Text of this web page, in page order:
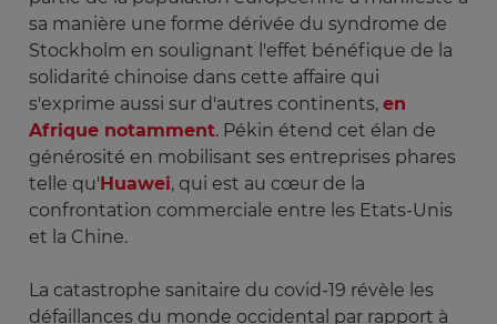
sa manière une forme dérivée du syndrome de
Stockholm en soulignant l'effet bénéfique de la
solidarité chinoise dans cette affaire qui
s'exprime aussi sur d'autres continents, en
Afrique notamment. Pékin étend cet élan de
générosité en mobilisant ses entreprises phares
telle qu'Huawei, qui est au cœur de la
confrontation commerciale entre les Etats-Unis
et la Chine.
La catastrophe sanitaire du covid-19 révèle les
défaillances du monde occidental par rapport à